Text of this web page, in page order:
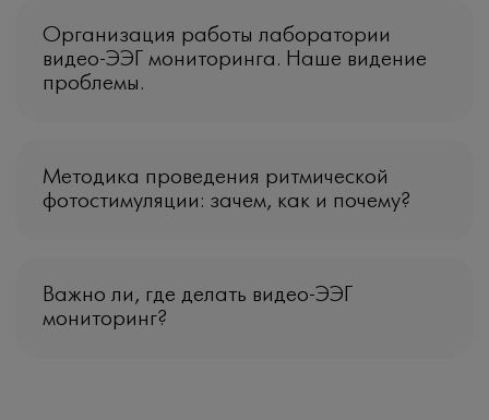
Организация работы лаборатории
видео-ЭЭГ мониторинга. Наше видение
проблемы.
Методика проведения ритмической
фотостимуляции: зачем, как и почему?
Важно ли, где делать видео-ЭЭГ
мониторинг?